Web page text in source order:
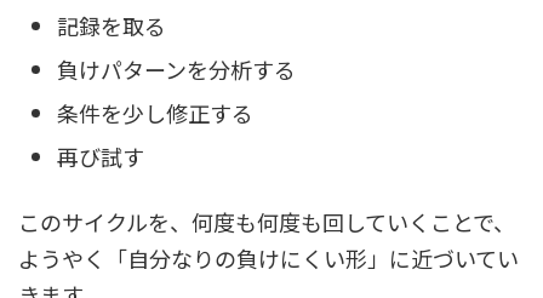
記録を取る
負けパターンを分析する
条件を少し修正する
再び試す
このサイクルを、何度も何度も回していくことで、
ようやく「自分なりの負けにくい形」に近づいてい